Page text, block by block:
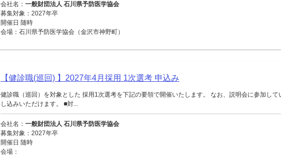
会社名： 一般財団法人 石川県予防医学協会
募集対象：2027年卒
開催日 随時
会場：石川県予防医学協会（金沢市神野町）
【健診職(巡回) 】2027年4月採用 1次選考 申込み
健診職（巡回）を対象とした 採用1次選考を下記の要領で開催いたします。 なお、説明会に参加して
し込みいただけます。 ■対...
会社名： 一般財団法人 石川県予防医学協会
募集対象：2027年卒
開催日 随時
会場：